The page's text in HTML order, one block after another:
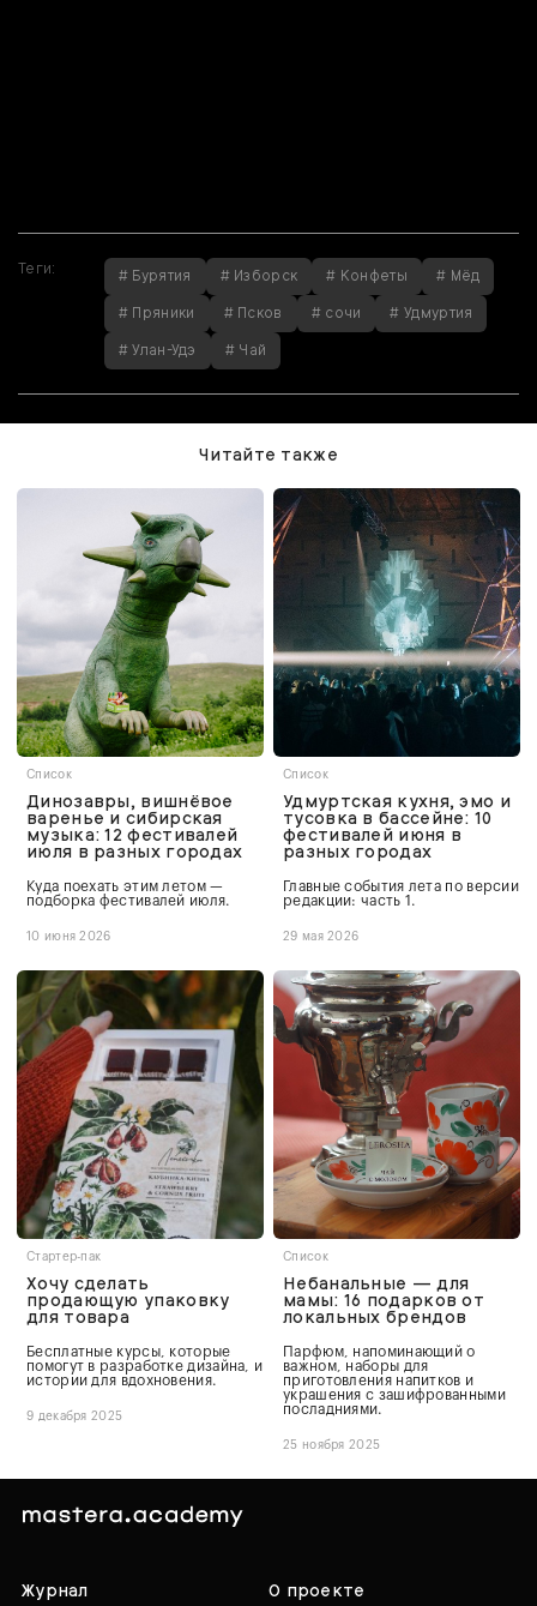
Теги: # Бурятия # Изборск # Конфеты
# Мёд
# Пряники
# Псков # сочи
# Удмуртия
# Улан-Удэ
# Чай
Читайте также
Список
Динозавры, вишнёвое
варенье и сибирская
музыка: 12 фестивалей
июля в разных городах
Куда поехать этим летом —
подборка фестивалей июля.
10 июня 2026
Список
Удмуртская кухня, эмо и
тусовка в бассейне: 10
фестивалей июня в
разных городах
Главные события лета по версии
редакции: часть 1.
29 мая 2026
Стартер-пак
Хочу сделать
продающую упаковку
для товара
Бесплатные курсы, которые
помогут в разработке дизайна, и
истории для вдохновения.
9 декабря 2025
Список
Небанальные — для
мамы: 16 подарков от
локальных брендов
Парфюм, напоминающий о
важном, наборы для
приготовления напитков и
украшения с зашифрованными
посладниями.
25 ноября 2025
Журнал
О проекте